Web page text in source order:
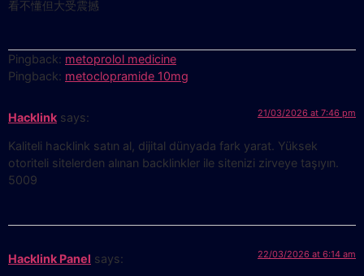
看不懂但大受震撼
Pingback: metoprolol medicine
Pingback: metoclopramide 10mg
Hacklink says: 21/03/2026 at 7:46 pm
Kaliteli hacklink satın al, dijital dünyada fark yarat. Yüksek
otoriteli sitelerden alınan backlinkler ile sitenizi zirveye taşıyın.
5009
Hacklink Panel says: 22/03/2026 at 6:14 am